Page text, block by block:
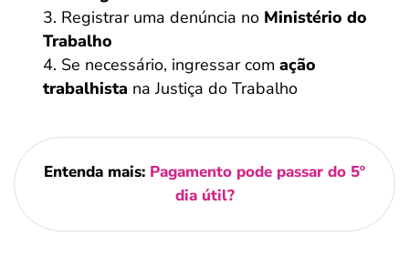
Registrar uma denúncia no Ministério do
Trabalho
Se necessário, ingressar com ação
trabalhista na Justiça do Trabalho
Entenda mais: Pagamento pode passar do 5º
dia útil?